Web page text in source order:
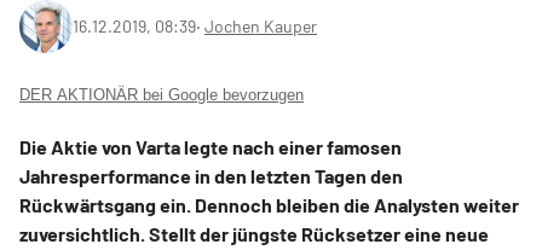
16.12.2019, 08:39‧ Jochen Kauper
DER AKTIONÄR bei Google bevorzugen
Die Aktie von Varta legte nach einer famosen
Jahresperformance in den letzten Tagen den
Rückwärtsgang ein. Dennoch bleiben die Analysten weiter
zuversichtlich. Stellt der jüngste Rücksetzer eine neue